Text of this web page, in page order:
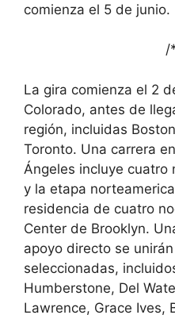
comienza el 5 de junio.
/
La gira comienza el 2
Colorado, antes de
región, incluidas
Toronto. Una carrera
Ángeles incluye cuatro
y la etapa
residencia de cuatro
Center de Brooklyn.
apoyo directo se
seleccionadas,
Humberstone, Del
Lawrence, Grace Ives,